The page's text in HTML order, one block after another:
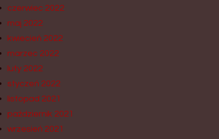
czerwiec 2022
maj 2022
kwiecień 2022
marzec 2022
luty 2022
styczeń 2022
listopad 2021
październik 2021
wrzesień 2021